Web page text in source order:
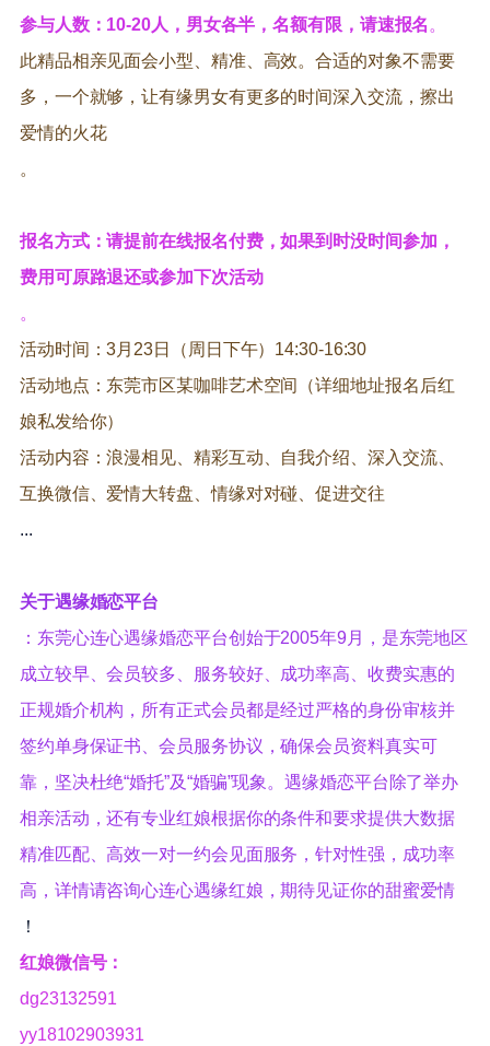
参与人数：10-20人，男女各半，名额有限，请速报名 。
此精品相亲见面会小型、精准、高效。合适的对象不需要
多，一个就够，让有缘男女有更多的时间深入交流，擦出
爱情的火花
。
报名方式：请提前在线报名付费，如果到时没时间参加，
费用可原路退还或参加下次活动
。
活动时间：3月23日（周日 下午）14:30-16:30
活动地点：东莞市区某咖啡艺术空间（详细地址报名后红
娘私发给你）
活动内容：浪漫相见、精彩互动、自我介绍、深入交流、
互换微信、爱情大转盘、情缘对对碰、促进交往
...
关于遇缘婚恋平台
：东莞心连心遇缘婚恋平台创始于2005年9月，是东莞地区
成立较早、会员较多、服务较好、成功率高、收费实惠的
正规婚介机构，所有正式会员都是经过严格的身份审核并
签约单身保证书、会员服务协议，确保会员资料真实可
靠，坚决杜绝“婚托”及“婚骗”现象。遇缘婚恋平台除了举办
相亲活动，还有专业红娘根据你的条件和要求提供大数据
精准匹配、高效一对一约会见面服务，针对性强，成功率
高，详情请咨询心连心遇缘红娘，期待见证你的甜蜜爱情
！
红娘微信号：
dg23132591
yy18102903931